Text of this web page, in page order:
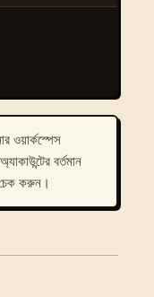
ওয়ার্কস্পেস
বর্তমান
করুন।